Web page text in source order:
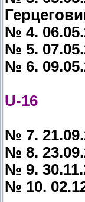
№ 4.
№ 5.
№ 6.
U-16
№ 7.
№ 8.
№ 9.
№ 10.